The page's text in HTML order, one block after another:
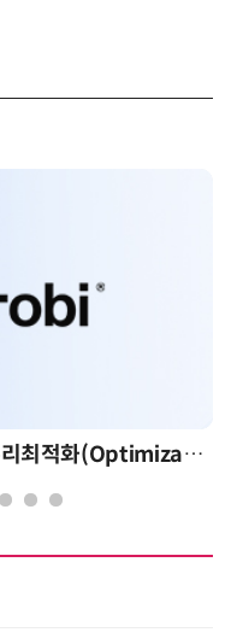
AI 시대의 의사결정을 바꾸는 수리최적화(Optimization): 실제 산업 적용 사례와 활용 전략